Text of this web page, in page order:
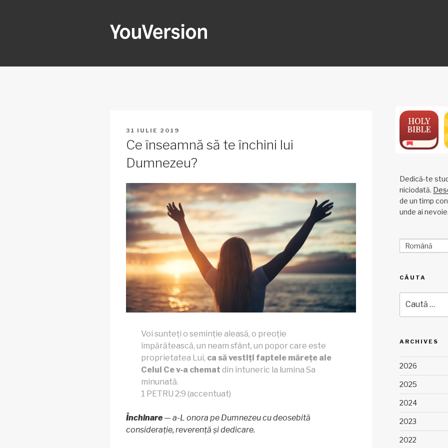
PUBLICAT
31 IULIE 2019
Ce înseamnă să te închini lui
Dumnezeu?
Voi sunteți o seminție aleasă, o preoție
împărătească, un neam sfânt, un popor care este
proprietatea Lui, ca să vestiți faptele mărețe ale
Celui Ce v‑a chemat din întuneric la lumina Sa
minunată.
1 PETRU 2:9 (accentuat)
Închinare — a-L onora pe Dumnezeu cu deosebită
considerație, reverență și dedicare.
Dedică-te
niciodată.
de un timp
unde ai nevoie.
Română
CĂUTA
după:
ARCHIVES
2026
2025
2024
2023
2022